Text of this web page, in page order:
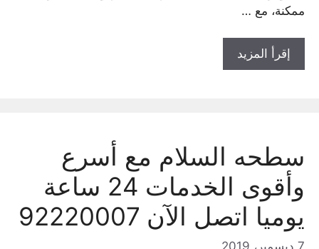
ممكنة، مع …
إقرأ المزيد
سطحه السلام مع أسرع
وأقوى الخدمات 24 ساعة
يوميا اتصل الآن 92220007